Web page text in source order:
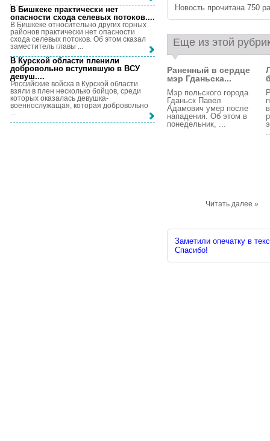
Новость прочитана 750
Еще из этой
Раненный в сердце
мэр Гданьска...
Мэр польского города
Гданьск Павел
Адамович умер после
нападения. Об этом в
понедельник, ...
Читать далее »
Заметили опечатку в
Спасибо!
В Бишкеке практически нет
опасности схода селевых потоков....
В Бишкеке относительно других горных
районов практически нет опасности
схода селевых потоков. Об этом сказал
заместитель главы ...
В Курской области пленили
добровольно вступившую в ВСУ
девуш....
Российские войска в Курской области
взяли в плен несколько бойцов, среди
которых оказалась девушка-
военнослужащая, которая добровольно
...